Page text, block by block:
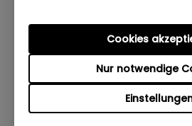
Nur notwendige
Cookies
Wieso flackert mein Monitor?
Sind alle BenQ-Monitore
bestimmte Modelle